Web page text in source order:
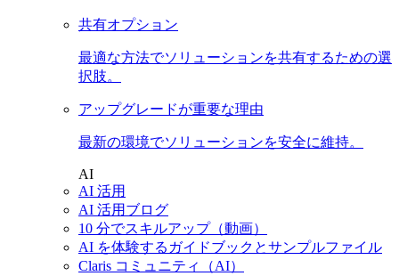
共有オプション
最適な方法でソリューションを共有するための選
択肢。
アップグレードが重要な理由
最新の環境でソリューションを安全に維持。
AI
AI 活用
AI 活用ブログ
10 分でスキルアップ（動画）
AI を体験するガイドブックとサンプルファイル
Claris コミュニティ（AI）